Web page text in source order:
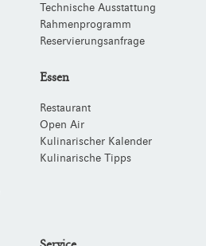
Technische Ausstattung
Rahmenprogramm
Reservierungsanfrage
Essen
Restaurant
Open Air
Kulinarischer Kalender
Kulinarische Tipps